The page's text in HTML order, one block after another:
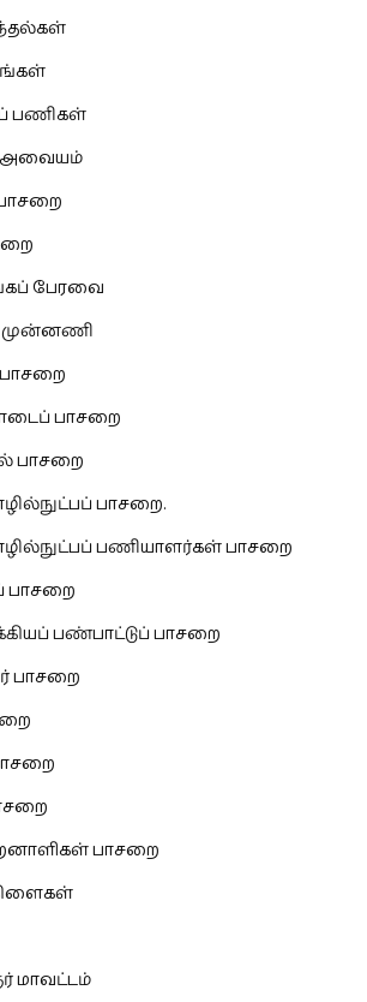
பணிகள்
பேரவை
முன்னணி
பாசறை
பாசறை
பாசறை
பாசறை.
பணியாளர்கள் பாசறை
பாசறை
பண்பாட்டுப் பாசறை
பாசறை
பாசறை
மாவட்டம்